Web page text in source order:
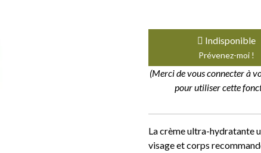
Indisponible
Prévenez-moi !
(Merci de vous connecter à
pour utiliser cette
La crème ultra-hydratante
visage et corps